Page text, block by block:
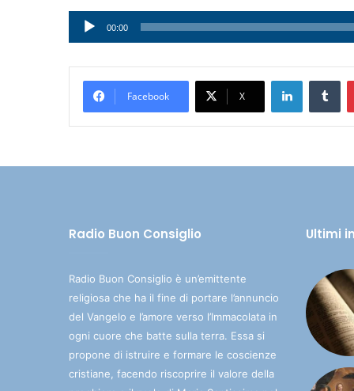
Audio
Player
00:00
Facebook X
Radio Buon Consiglio
Radio Buon Consiglio è un’emittente
religiosa che ha il fine di portare l’annuncio
del Vangelo e l’amore verso l’Immacolata in
ogni cuore che batte sulla terra. Essa si
propone di istruire e formare le coscienze
cristiane, facendo riscoprire il valore della
Ultimi